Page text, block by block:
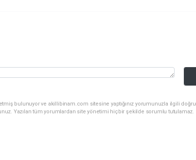
bulunuyor ve akillibinam.com sitesine yaptığınız yorumunuzla ilgili
Yazılan tüm yorumlardan site yönetimi hiçbir şekilde sorumlu tutulamaz.